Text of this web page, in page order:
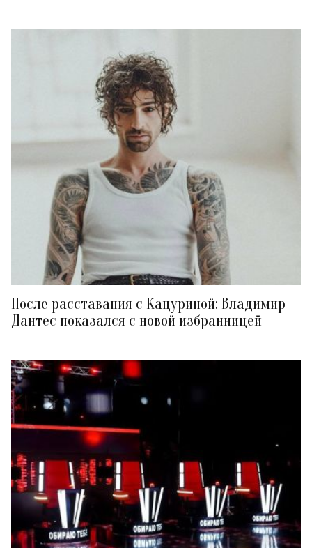
После расставания с Кацуриной: Владимир
Дантес показался с новой избранницей